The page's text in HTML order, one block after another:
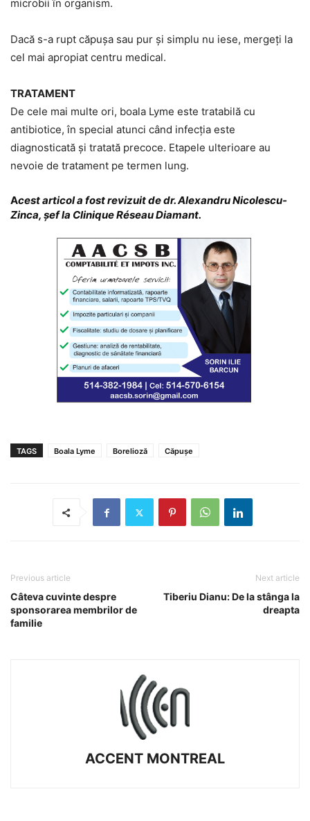
microbii în organism.
Dacă s-a rupt căpușa sau pur și simplu nu iese, mergeți la
cel mai apropiat centru medical.
TRATAMENT
De cele mai multe ori, boala Lyme este tratabilă cu
antibiotice, în special atunci când infecția este
diagnosticată și tratată precoce. Etapele ulterioare au
nevoie de tratament pe termen lung.
Acest articol a fost revizuit de dr. Alexandru Nicolescu-
Zinca, șef la Clinique Réseau Diamant.
TAGS Boala Lyme Borelioză Căpușe
Previous article
Câteva cuvinte despre
sponsorarea membrilor de
familie
Next article
Tiberiu Dianu: De la stânga la
dreapta
ACCENT MONTREAL